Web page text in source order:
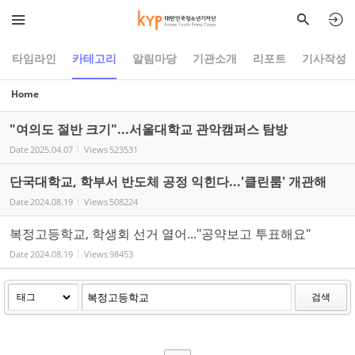
타임라인 카테고리 알림마당 기관소개 리포트 기사작성
Home
"여의도 절반 크기"...서울대학교 관악캠퍼스 탐방
Date2025.04.07 Views 523531
단국대학교, 학부서 반도체 공정 익힌다...'클린룸' 개관해
Date2024.08.19 Views 508224
복정고등학교, 학생회 선거 열어..."공약보고 투표해요"
Date2024.08.19 Views98453
검색
Sketchbook5, 스케치북5